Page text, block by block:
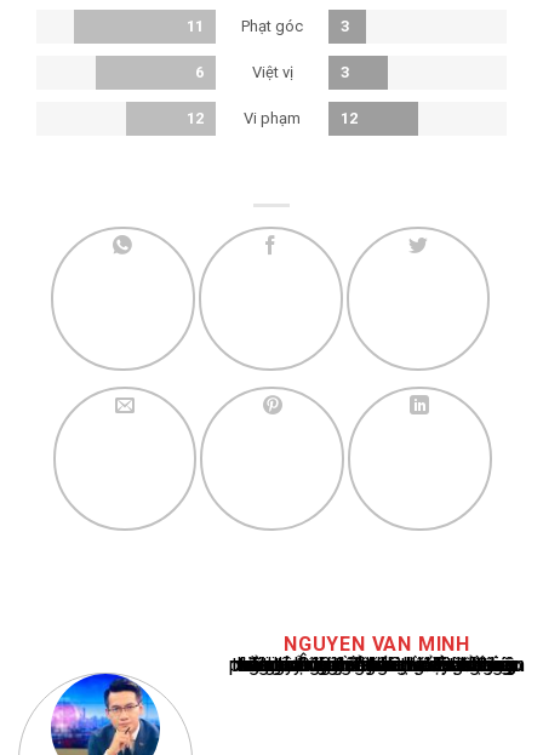
11 Phạt góc 3
6 Việt vị 3
12 Vi phạm 12
NGUYEN VAN MINH
Nguyễn Văn Minh là một trong những chuyên gia hàng đầu về báo cáo tin tức thể thao tại Việt Nam, với hơn 10 năm hoạt động trong ngành. Ông có kiến thức sâu rộng và kinh nghiệm đáng kể trong việc phân tích và báo cáo về các sự kiện thể thao hàng đầu. Sự hiểu biết sâu sắc của ông về ngành này đã giúp ông xây dựng uy tín và danh tiếng trong cộng đồng báo chí thể thao.